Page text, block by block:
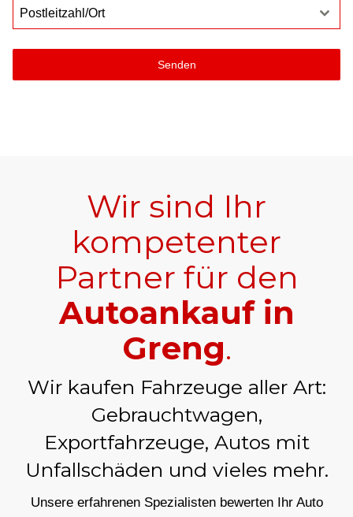
Postleitzahl/Ort
Senden
Wir sind Ihr
kompetenter
Partner für den
Autoankauf in
Greng.
Wir kaufen Fahrzeuge aller Art:
Gebrauchtwagen,
Exportfahrzeuge, Autos mit
Unfallschäden und vieles mehr.
Unsere erfahrenen Spezialisten bewerten Ihr Auto